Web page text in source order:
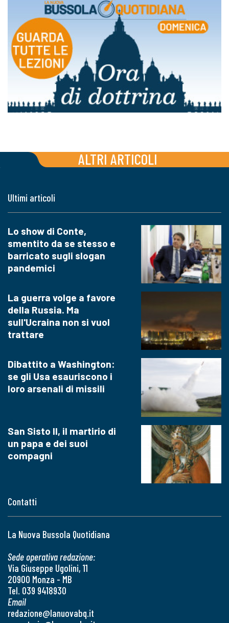
ALTRI ARTICOLI
Contatti
La Nuova Bussola Quotidiana
Sede operativa redazione:
Via Giuseppe Ugolini, 11
20900 Monza - MB
Tel. 039 9418930
Email
redazione@lanuovabq.it
Ultimi articoli
Lo show di Conte,
smentito da se stesso e
barricato sugli slogan
pandemici
La guerra volge a favore
della Russia. Ma
sull'Ucraina non si vuol
trattare
Dibattito a Washington:
se gli Usa esauriscono i
loro arsenali di missili
San Sisto II, il martirio di
un papa e dei suoi
compagni